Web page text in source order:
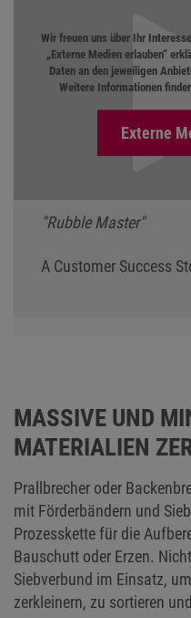
Wir freuen uns über Ihr
„Externe Medien erlauben“
Daten an den jeweiligen
Weitere Informationen
"Rubble Master"
A Customer Success
MASSIVE UND
MATERIALIEN
Prallbrecher oder
mit Förderbändern und
Prozesskette für die
Bauschutt oder Erzen.
Siebverbund im Einsatz,
zerkleinern, zu sortieren